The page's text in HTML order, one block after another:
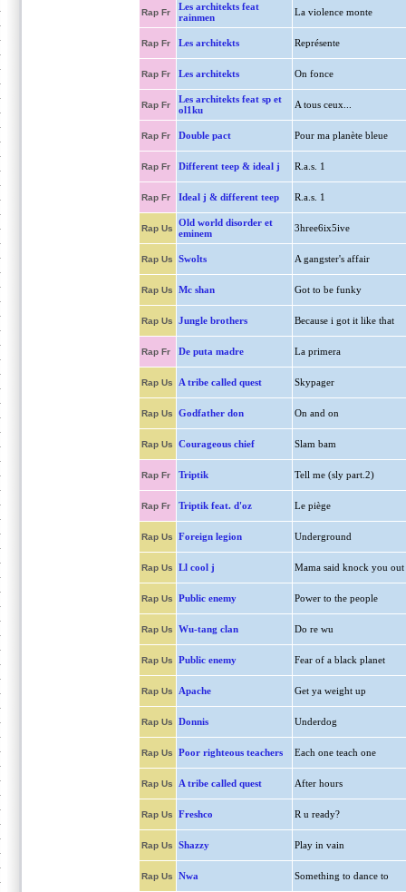
Rap Fr
Les architekts feat
rainmen
La violence monte
Rap Fr Les architekts Représente
Rap Fr Les architekts On fonce
Rap Fr
Les architekts feat sp et
ol1ku
A tous ceux...
Rap Fr Double pact Pour ma planète bleue
Rap Fr Different teep & ideal j R.a.s. 1
Rap Fr Ideal j & different teep R.a.s. 1
Rap Us
Old world disorder et
eminem
3hree6ix5ive
Rap Us Swolts A gangster's affair
Rap Us Mc shan Got to be funky
Rap Us Jungle brothers Because i got it like that
Rap Fr De puta madre La primera
Rap Us A tribe called quest Skypager
Rap Us Godfather don On and on
Rap Us Courageous chief Slam bam
Rap Fr Triptik Tell me (sly part.2)
Rap Fr Triptik feat. d'oz Le piège
Rap Us Foreign legion Underground
Rap Us Ll cool j Mama said knock you out
Rap Us Public enemy Power to the people
Rap Us Wu-tang clan Do re wu
Rap Us Public enemy Fear of a black planet
Rap Us Apache Get ya weight up
Rap Us Donnis Underdog
Rap Us Poor righteous teachers Each one teach one
Rap Us A tribe called quest After hours
Rap Us Freshco R u ready?
Rap Us Shazzy Play in vain
Rap Us Nwa Something to dance to